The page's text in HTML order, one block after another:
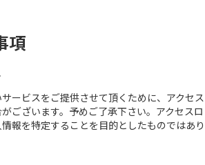
項
ービスをご提供させて頂くために、アクセス
ございます。予めご了承下さい。アクセスロ
報を特定することを目的としたものではあり